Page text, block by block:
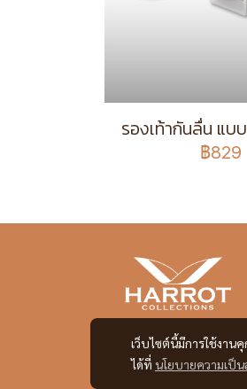
รองเท้ากันลื่น แบ
฿829
เว็บไซต์นี้มีการใช้งาน
ได้ที่ นโยบายความเป็